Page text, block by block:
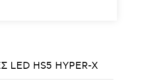
HS5 HYPER-X